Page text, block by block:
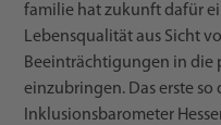
familie hat zukunft dafür
Lebensqualität aus Sicht
Beeinträchtigungen in die
einzubringen. Das erste
Inklusionsbarometer